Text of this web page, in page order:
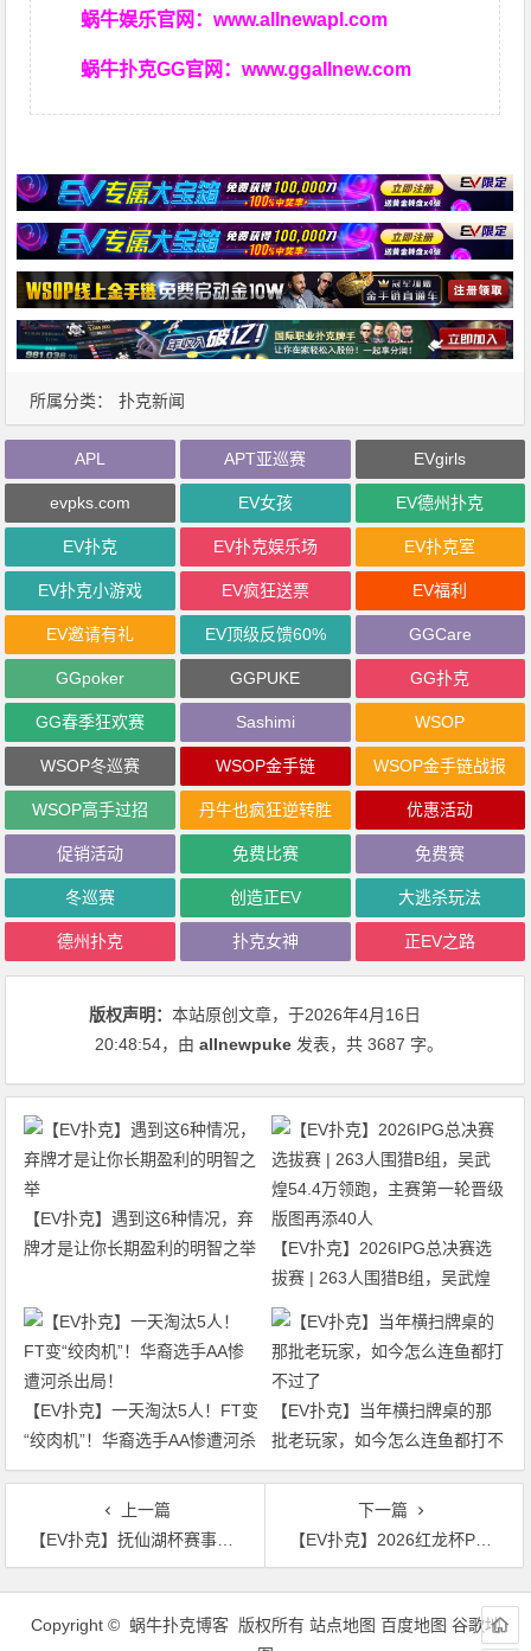
蜗牛娱乐官网：www.allnewapl.com
蜗牛扑克GG官网：www.ggallnew.com
所属分类： 扑克新闻
APL APT亚巡赛 EVgirls
evpks.com EV女孩 EV德州扑克
EV扑克 EV扑克娱乐场 EV扑克室
EV扑克小游戏 EV疯狂送票 EV福利
EV邀请有礼 EV顶级反馈60% GGCare
GGpoker GGPUKE GG扑克
GG春季狂欢赛 Sashimi WSOP
WSOP冬巡赛 WSOP金手链 WSOP金手链战报
WSOP高手过招 丹牛也疯狂逆转胜 优惠活动
促销活动 免费比赛 免费赛
冬巡赛 创造正EV 大逃杀玩法
德州扑克 扑克女神 正EV之路
版权声明：本站原创文章，于2026年4月16日
20:48:54，由allnewpuke 发表，共 3687 字。
【EV扑克】遇到这6种情况，弃
牌才是让你长期盈利的明智之举
【EV扑克】2026IPG总决赛选
拔赛 | 263人围猎B组，吴武煌
54.4万领跑，主赛第一轮晋级版
【EV扑克】一天淘汰5人！FT变
“绞肉机”！华裔选手AA惨遭河杀
出局！
【EV扑克】当年横扫牌桌的那
批老玩家，如今怎么连鱼都打不
过了
上一篇
【EV扑克】抚仙湖杯赛事品牌升级，正式更名SWPT西南国际扑克系列赛
下一篇
【EV扑克】2026红龙杯PLUS济州站开幕：神龙觉醒赛41人晋级，盛鹤臣斩获首冠
文
Copyright © 蜗牛扑克博客 版权所有 站点地图 百度地图 谷歌地